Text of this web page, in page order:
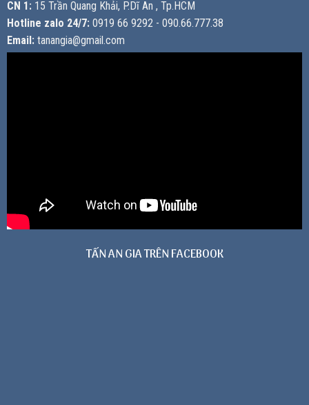
CN 1: 15 Trần Quang Khải, P.Dĩ An , Tp.HCM
Hotline zalo 24/7: 0919 66 9292 - 090.66.777.38
Email: tanangia@gmail.com
TẤN AN GIA TRÊN FACEBOOK